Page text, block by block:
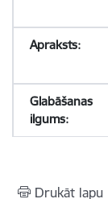
Drukāt lapu